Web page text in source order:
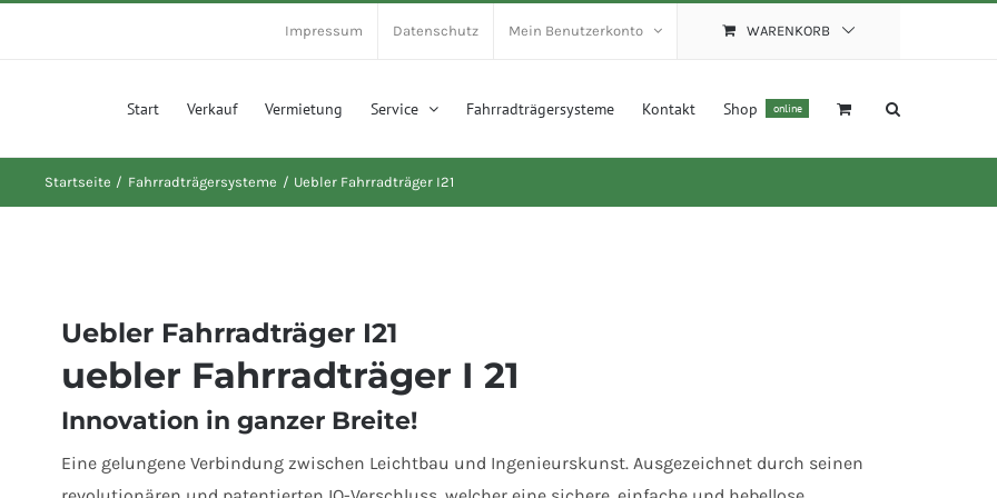
Impressum Datenschutz Mein Benutzerkonto WARENKORB
Start Verkauf Vermietung Service Fahrradträgersysteme Kontakt Shop online
Startseite Fahrradträgersysteme Uebler Fahrradträger I21
Uebler Fahrradträger I21
uebler Fahrradträger I 21
Innovation in ganzer Breite!
Eine gelungene Verbindung zwischen Leichtbau und Ingenieurskunst. Ausgezeichnet durch seinen